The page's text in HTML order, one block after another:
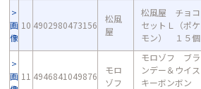
画
像
10 4902980473156
松風
屋
松風屋 チョコ
セットＬ（ポケ
モン） １５個
画 11 4946841049876
モロ
ゾフ
モロゾフ ブラ
ンデー＆ウイス
キーボンボン